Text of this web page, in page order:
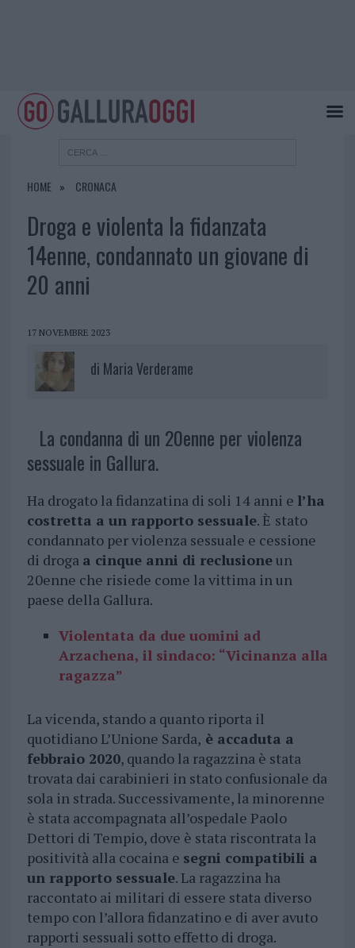
HOME CRONACA
Droga e violenta la fidanzata
14enne, condannato un giovane di
20 anni
17 NOVEMBRE 2023
di Maria Verderame
La condanna di un 20enne per violenza
sessuale in Gallura.
Ha drogato la fidanzatina di soli 14 anni e l’ha
costretta a un rapporto sessuale. È stato
condannato per violenza sessuale e cessione
di droga a cinque anni di reclusioneun
20enne che risiede come la vittima in un
paese della Gallura.
Violentata da due uomini ad
Arzachena, il sindaco: “Vicinanza alla
ragazza”
La vicenda, stando a quanto riporta il
quotidiano L’Unione Sarda, è accaduta a
febbraio 2020, quando la ragazzina è stata
trovata dai carabinieri in stato confusionale da
sola in strada. Successivamente, la minorenne
è stata accompagnata all’ospedale Paolo
Dettori di Tempio, dove è stata riscontrata la
positività alla cocaina e segni compatibili a
un rapporto sessuale. La ragazzina ha
raccontato ai militari di essere stata diverso
tempo con l’allora fidanzatino e di aver avuto
rapporti sessuali sotto effetto di droga.